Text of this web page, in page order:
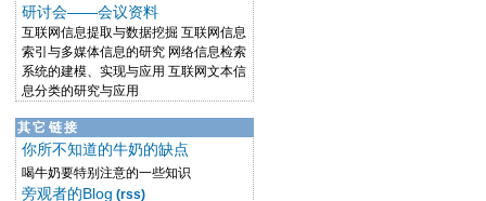
研讨会——会议资料
互联网信息提取与数据挖掘 互联网信息
索引与多媒体信息的研究 网络信息检索
系统的建模、实现与应用 互联网文本信
息分类的研究与应用
其它链接
你所不知道的牛奶的缺点
喝牛奶要特别注意的一些知识
旁观者的Blog (rss)